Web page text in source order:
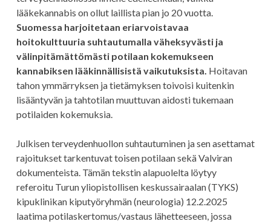
lääkekannabis on ollut laillista pian jo 20 vuotta.
Suomessa harjoitetaan eriarvoistavaa
hoitokulttuuria suhtautumalla väheksyvästi ja
välinpitämättömästi potilaan kokemukseen
kannabiksen lääkinnällisistä vaikutuksista. Hoitavan
tahon ymmärryksen ja tietämyksen toivoisi kuitenkin
lisääntyvän ja tahtotilan muuttuvan aidosti tukemaan
potilaiden kokemuksia.
Julkisen terveydenhuollon suhtautuminen ja sen asettamat
rajoitukset tarkentuvat toisen potilaan sekä Valviran
dokumenteista. Tämän tekstin alapuolelta löytyy
referoitu Turun yliopistollisen keskussairaalan (TYKS)
kipuklinikan kiputyöryhmän (neurologia) 12.2.2025
laatima potilaskertomus/vastaus lähetteeseen, jossa